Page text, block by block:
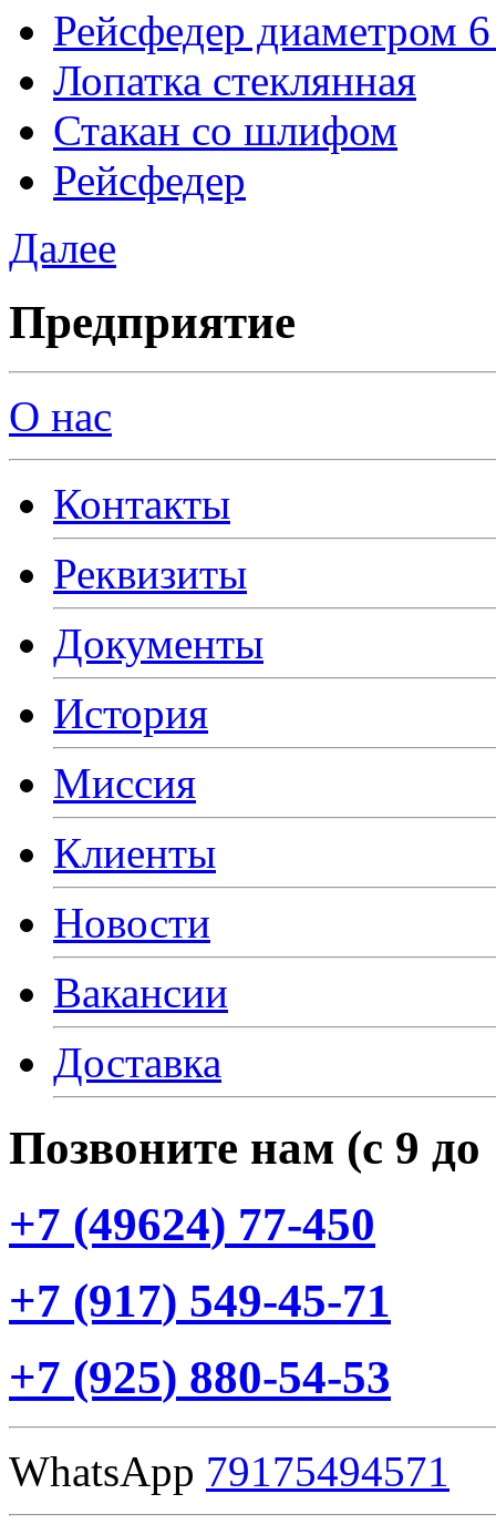
Рейсфедер диаметром
Лопатка стеклянная
Стакан со шлифом
Рейсфедер
Далее
Предприятие
О нас
Контакты
Реквизиты
Документы
История
Миссия
Клиенты
Новости
Вакансии
Доставка
Позвоните нам (с 9
+7 (49624) 77-450
+7 (917) 549-45-71
+7 (925) 880-54-53
WhatsApp 79175494571